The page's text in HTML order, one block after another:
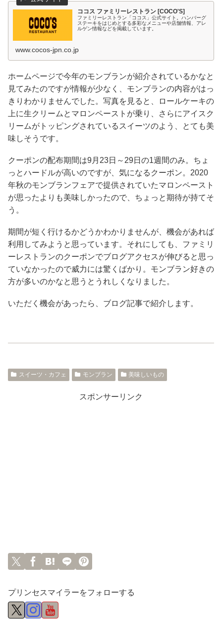
ココス ファミリーレストラン [COCO'S]
ファミリーレストラン「ココス」公式サイト。ハンバーグ
ステーキをはじめとする多彩なメニューや店舗情報、アレ
ルゲン情報などを掲載しています。
www.cocos-jpn.co.jp
ホームページで今年のモンブランが紹介されているかなと
見てみたのですが情報が少なく、モンブランの内容がはっ
きりわかりませんでした。写真を見ると、ロールケーキの
上に生クリームとマロンペーストが乗り、さらにアイスク
リームがトッピングされているスイーツのよう、とても美
味しそうです。
クーポンの配布期間は9月23日～29日の1週間のみ。ちょ
っとハードルが高いのですが、気になるクーポン。2020
年秋のモンブランフェアで提供されていたマロンペースト
が思ったよりも美味しかったので、ちょっと期待が持てそ
う。
期間が短く行けるかどうかわかりませんが、機会があれば
利用してみようと思っています。それにしても、ファミリ
ーレストランのクーポンでブログアクセスが伸びると思っ
ていなかったので威力には驚くばかり。モンブラン好きの
方が多いのかなと思うとうれしくなりました。
いただく機会があったら、ブログ記事で紹介します。
スイーツ・カフェ モンブラン 美味しいもの
スポンサーリンク
プリンセスマイラーをフォローする